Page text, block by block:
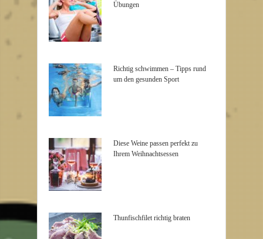
Übungen
Richtig schwimmen – Tipps rund
um den gesunden Sport
Diese Weine passen perfekt zu
Ihrem Weihnachtsessen
Thunfischfilet richtig braten